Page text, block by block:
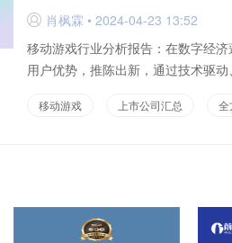
D 肖枫霖 • 2024-04-23 13:52
移动游戏行业分析报告：在数字经
用户优势，推陈出新，通过技术驱
移动游戏 上市公司汇总 全